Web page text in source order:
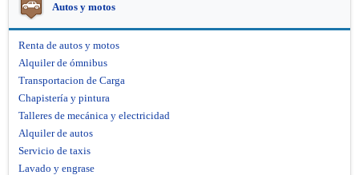
Autos y motos
Renta de autos y motos
Alquiler de ómnibus
Transportacion de Carga
Chapistería y pintura
Talleres de mecánica y electricidad
Alquiler de autos
Servicio de taxis
Lavado y engrase